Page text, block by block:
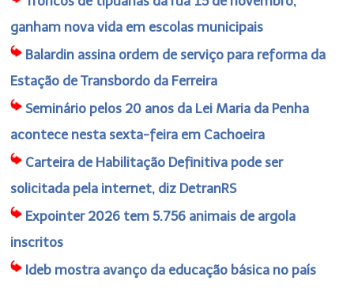
ganham nova vida em escolas municipais
Balardin assina ordem de serviço para reforma da
Estação de Transbordo da Ferreira
Seminário pelos 20 anos da Lei Maria da Penha
acontece nesta sexta-feira em Cachoeira
Carteira de Habilitação Definitiva pode ser
solicitada pela internet, diz DetranRS
Expointer 2026 tem 5.756 animais de argola
inscritos
Ideb mostra avanço da educação básica no país